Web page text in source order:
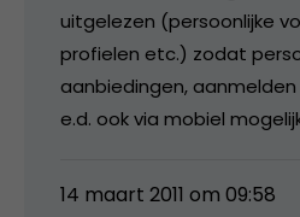
uitgelezen (persoonlijke
profielen etc.) zodat
aanbiedingen,
e.d. ook via mobiel
14 maart 2011 om 09:58